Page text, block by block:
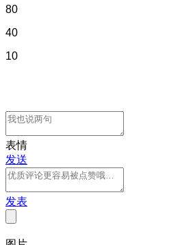
80
40
10
表情
发送
发表